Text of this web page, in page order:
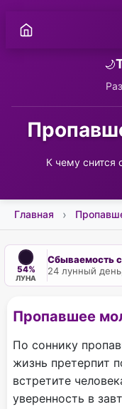
🌙
К чему снится
Главная
54%
ЛУНА
Сбываемость
24 лунный
Пропавшее
По соннику
жизнь претерпит
встретите
уверенность в